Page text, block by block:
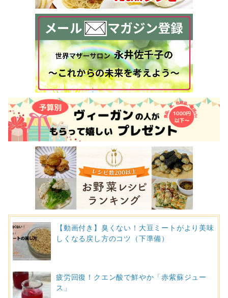
【動画付き】臭くない！大豆ミートがより美味
しくなる戻し方のコツ（下準備）
疲労回復！クエン酸で鮮やか「赤紫蘇ジュー
ス」